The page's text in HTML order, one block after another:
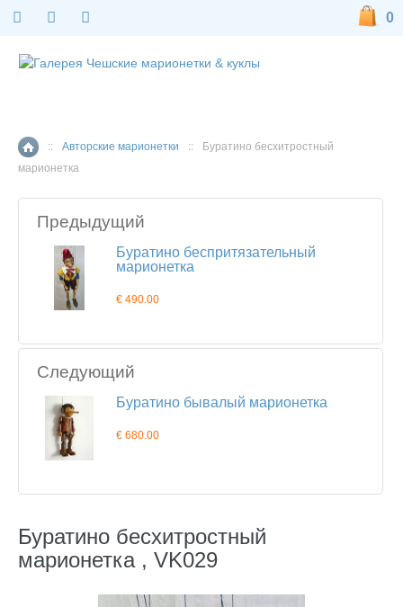
Главная страница
:: Авторские марионетки ::
Буратино бесхитростный
марионетка
Предыдущий
Буратино беспритязательный
марионетка
€ 490.00
Следующий
Буратино бывалый марионетка
€ 680.00
Буратино бесхитростный
марионетка , VK029
0